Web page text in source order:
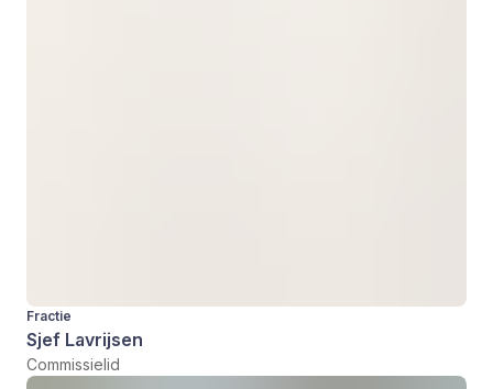
Fractie
Sjef Lavrijsen
Commissielid